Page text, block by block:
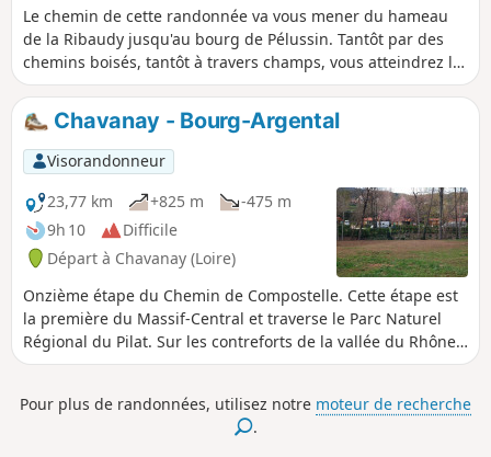
Le chemin de cette randonnée va vous mener du hameau
de la Ribaudy jusqu'au bourg de Pélussin. Tantôt par des
chemins boisés, tantôt à travers champs, vous atteindrez le
vallon de la Rivière du Régrillon. Vous passerez sur le
Viaduc de Pélussin, ancienne voie ferrée du Tacot.
Chavanay - Bourg-Argental
Visorandonneur
23,77 km
+825 m
-475 m
9h 10
Difficile
Départ à Chavanay (Loire)
Onzième étape du Chemin de Compostelle. Cette étape est
la première du Massif-Central et traverse le Parc Naturel
Régional du Pilat. Sur les contreforts de la vallée du Rhône,
elle vous permet de prendre de la hauteur.
Pour plus de randonnées, utilisez notre moteur de recherche
.